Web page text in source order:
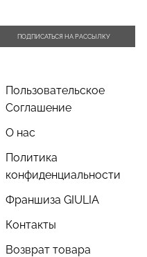
ПОДПИСАТЬСЯ НА РАССЫЛКУ
Пользовательское
Соглашение
О нас
Политика
конфиденциальности
Франшиза GIULIA
Контакты
Возврат товара
Бесшовные трусы слипы
с легкой коррекцией HI-
LEG SHAPEWEAR black
(черный) Giulia